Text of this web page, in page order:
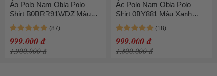
Áo Polo Nam Obla Polo
Shirt B0BRR91WDZ Màu
Xanh Size S
999.000 đ
1.900.000 đ
Áo Polo Nam Obla Polo
Shirt 0BY881 Màu Xanh
Size L
999.000 đ
1.800.000 đ